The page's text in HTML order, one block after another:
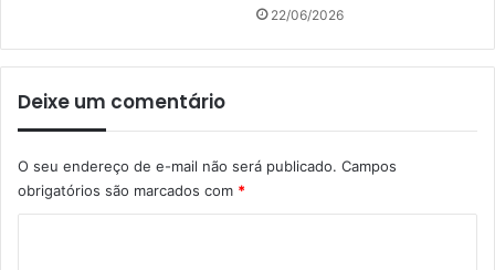
22/06/2026
Deixe um comentário
O seu endereço de e-mail não será publicado. Campos
obrigatórios são marcados com *